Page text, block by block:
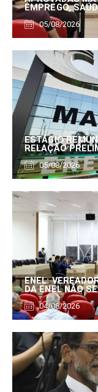
EMPREGO,
05/08/2026
ESTÁGIO
RELAÇÃO
05/08/2026
ENEL:
DA ENEL NÃO
04/08/2026